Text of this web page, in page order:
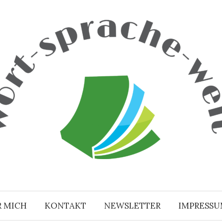
MICH KONTAKT NEWSLETTER